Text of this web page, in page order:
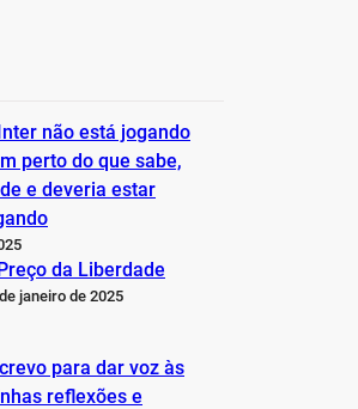
não está jogando
perto do que sabe,
e deveria estar
da Liberdade
janeiro de 2025
para dar voz às
reflexões e